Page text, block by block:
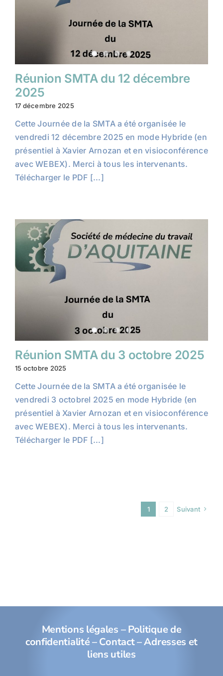
Réunion SMTA du 12 décembre
2025
17 décembre 2025
Cette Journée de la SMTA a été organisée le
vendredi 12 décembre 2025 en mode Hybride (en
présentiel à Xavier Arnozan et en visioconférence
avec WEBEX). Merci à tous les intervenants.
Télécharger le PDF [...]
Réunion SMTA du 3 octobre 2025
15 octobre 2025
Cette Journée de la SMTA a été organisée le
vendredi 3 octobrel 2025 en mode Hybride (en
présentiel à Xavier Arnozan et en visioconférence
avec WEBEX). Merci à tous les intervenants.
Télécharger le PDF [...]
1 2 Suivant
Mentions légales –Politique de
confidentialité–Contact–Adresses et
liens utiles